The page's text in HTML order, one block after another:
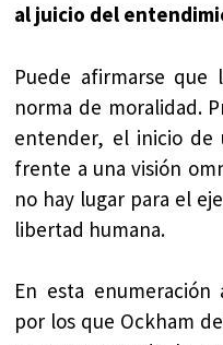
al juicio del
Puede afirmarse
norma de moralidad.
entender, el inicio de
frente a una visión
no hay lugar para el
libertad humana.
En esta enumeración
por los que Ockham